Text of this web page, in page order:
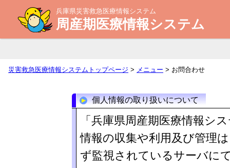
兵庫県災害救急医療情報システム
周産期医療情報システム
災害救急医療情報システムトップページ > メニュー > お問合わせ
個人情報の取り扱いについて
「兵庫県周産期医療情報シ
情報の収集や利用及び管理
ず監視されているサーバに